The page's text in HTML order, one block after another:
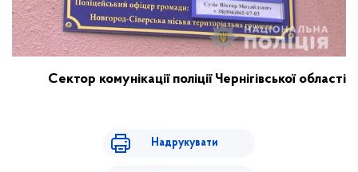
Сектор комунікаціїполіції Чернігівської області
Надрукувати